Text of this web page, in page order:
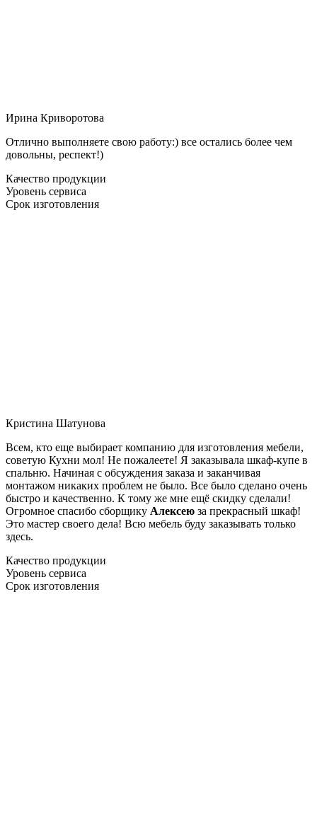
Ирина Криворотова
Отлично выполняете свою работу:) все остались более чем
довольны, респект!)
Качество продукции
Уровень сервиса
Срок изготовления
Кристина Шатунова
Всем, кто еще выбирает компанию для изготовления мебели,
советую Кухни мол! Не пожалеете! Я заказывала шкаф-купе в
спальню. Начиная с обсуждения заказа и заканчивая
монтажом никаких проблем не было. Все было сделано очень
быстро и качественно. К тому же мне ещё скидку сделали!
Огромное спасибо сборщику Алексею за прекрасный шкаф!
Это мастер своего дела! Всю мебель буду заказывать только
здесь.
Качество продукции
Уровень сервиса
Срок изготовления